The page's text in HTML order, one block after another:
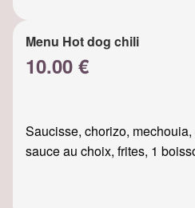
Menu Hot dog chili
10.00 €
Saucisse, chorizo,
sauce au choix, frites, 1